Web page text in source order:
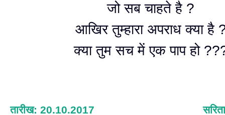
जो सब चाहते है ?
आखिर तुम्हारा अपराध क्या है
क्या तुम सच में एक पाप हो
तारीख: 20.10.2017